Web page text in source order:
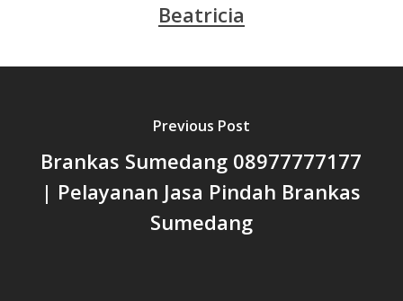
Beatricia
Previous Post
Brankas Sumedang 08977777177
| Pelayanan Jasa Pindah Brankas
Sumedang